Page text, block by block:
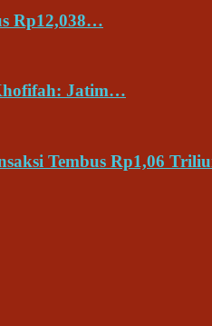
Rp12,038…
Jatim…
Tembus Rp1,06